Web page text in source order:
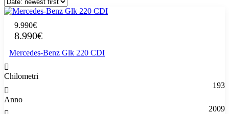
9.990€
8.990€
Mercedes-Benz Glk 220 CDI
Chilometri
193
Anno
2009